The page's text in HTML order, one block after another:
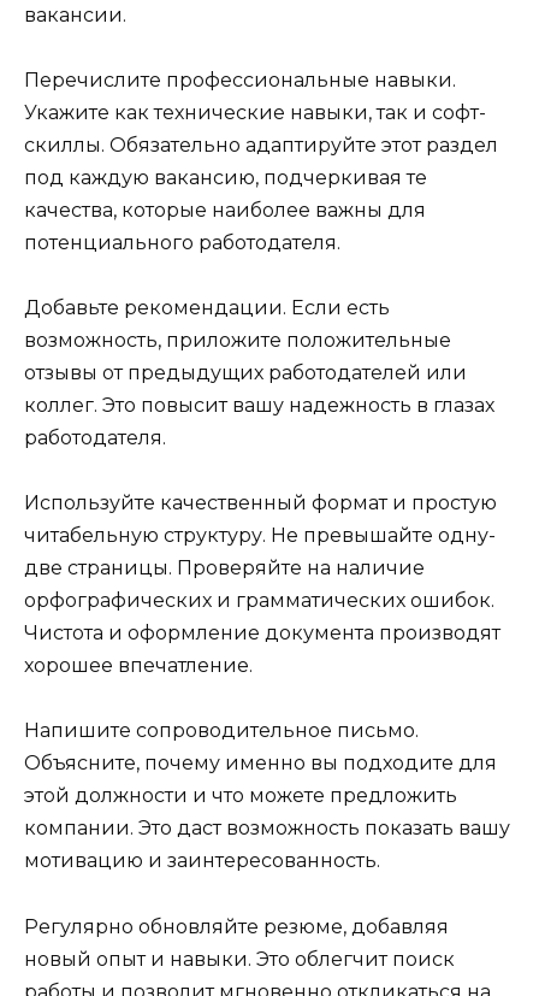
вакансии.
Перечислите профессиональные навыки.
Укажите как технические навыки, так и софт-
скиллы. Обязательно адаптируйте этот раздел
под каждую вакансию, подчеркивая те
качества, которые наиболее важны для
потенциального работодателя.
Добавьте рекомендации. Если есть
возможность, приложите положительные
отзывы от предыдущих работодателей или
коллег. Это повысит вашу надежность в глазах
работодателя.
Используйте качественный формат и простую
читабельную структуру. Не превышайте одну-
две страницы. Проверяйте на наличие
орфографических и грамматических ошибок.
Чистота и оформление документа производят
хорошее впечатление.
Напишите сопроводительное письмо.
Объясните, почему именно вы подходите для
этой должности и что можете предложить
компании. Это даст возможность показать вашу
мотивацию и заинтересованность.
Регулярно обновляйте резюме, добавляя
новый опыт и навыки. Это облегчит поиск
работы и позволит мгновенно откликаться на